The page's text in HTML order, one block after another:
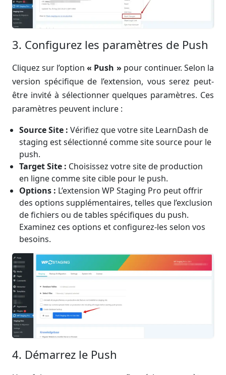
3. Configurez les paramètres de Push
Cliquez sur l’option« Push » pour continuer. Selon la
version spécifique de l’extension, vous serez peut-
être invité à sélectionner quelques paramètres. Ces
paramètres peuvent inclure :
Source Site : Vérifiez que votre site LearnDash de
staging est sélectionné comme site source pour le
push.
Target Site : Choisissez votre site de production
en ligne comme site cible pour le push.
Options : L’extension WP Staging Pro peut offrir
des options supplémentaires, telles que l’exclusion
de fichiers ou de tables spécifiques du push.
Examinez ces options et configurez-les selon vos
besoins.
4. Démarrez le Push